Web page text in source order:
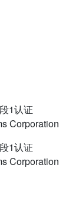
1认证
Corporation
1认证
Corporation